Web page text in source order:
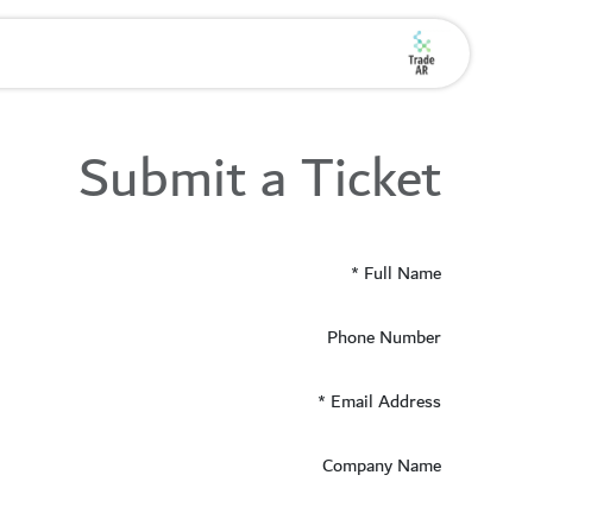
تخطي للذهاب إلى المحتوى
Submit a Ticket
Full Name
*
Phone Number
Email Address
*
Company Name